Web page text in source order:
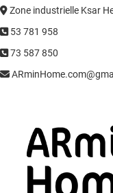
Zone industrielle Ksar
53 781 958
73 587 850